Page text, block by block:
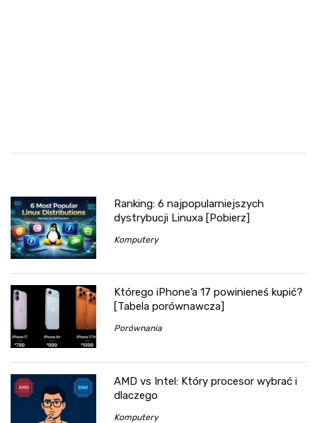
Ranking: 6 najpopularniejszych
dystrybucji Linuxa [Pobierz]
Komputery
Którego iPhone’a 17 powinieneś kupić?
[Tabela porównawcza]
Porównania
AMD vs Intel: Który procesor wybrać i
dlaczego
Komputery